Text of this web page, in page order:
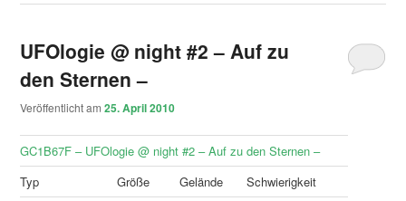
UFOlogie @ night #2 – Auf zu
den Sternen –
Veröffentlicht am25. April 2010
GC1B67F – UFOlogie @ night #2 – Auf zu den Sternen –
Typ
Größe Gelände Schwierigkeit